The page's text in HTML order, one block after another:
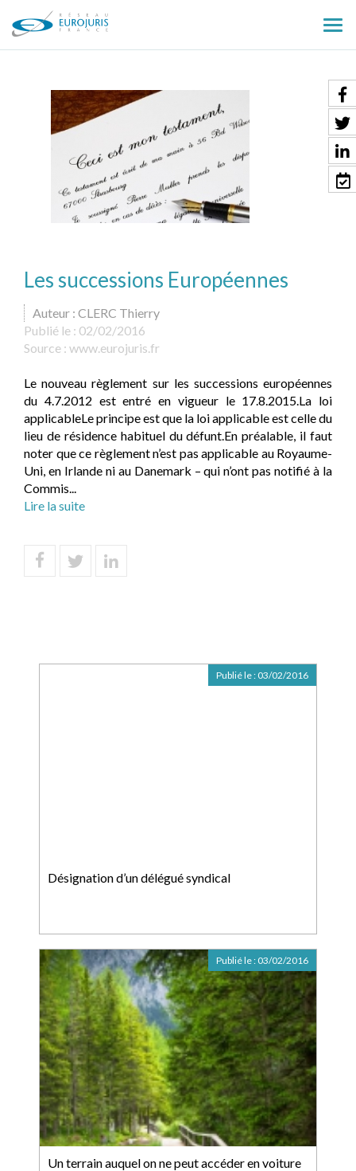
le
Les successions Européennes
Auteur : CLERC Thierry
Publié le : 02/02/2016
Source : www.eurojuris.fr
Le nouveau règlement sur les successions européennes
du 4.7.2012 est entré en vigueur le 17.8.2015.La loi
applicableLe principe est que la loi applicable est celle du
lieu de résidence habituel du défunt.En préalable, il faut
noter que ce règlement n’est pas applicable au Royaume-
Uni, en Irlande ni au Danemark – qui n’ont pas notifié à la
Commis...
Lire la suite
Désignation d’un délégué syndical
Publié le : 03/02/2016
Un terrain auquel on ne peut accéder en voiture
Publié le : 03/02/2016